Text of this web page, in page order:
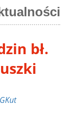
bł.
GKut